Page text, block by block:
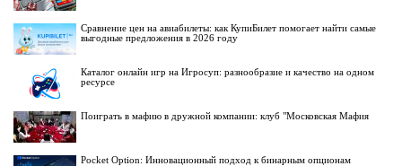
Сравнение цен на авиабилеты: как КупиБилет помогает найти самые
выгодные предложения в 2026 году
Каталог онлайн игр на Игросуп: разнообразие и качество на одном
ресурсе
Поиграть в мафию в дружной компании: клуб "Московская Мафия
Pocket Option: Инновационный подход к бинарным опционам